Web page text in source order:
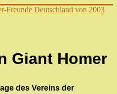
Giant Homer
des Vereins der